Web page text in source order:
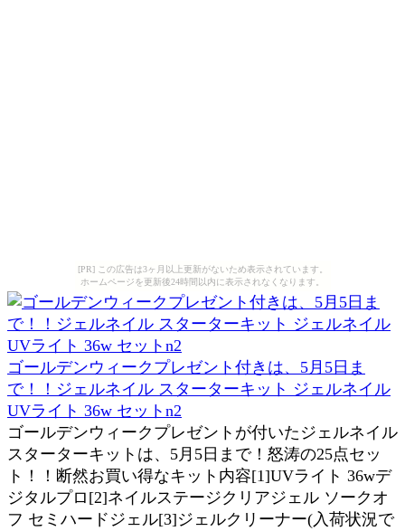
[PR] この広告は3ヶ月以上更新がないため表示されています。
ホームページを更新後24時間以内に表示されなくなります。
ゴールデンウィークプレゼント付きは、5月5日ま
で！！ジェルネイル スターターキット ジェルネイル
UVライト 36w セットn2
ゴールデンウィークプレゼントが付いたジェルネイル
スターターキットは、5月5日まで！怒涛の25点セッ
ト！！断然お買い得なキット内容[1]UVライト 36wデ
ジタルプロ[2]ネイルステージクリアジェル ソークオ
フ セミハードジェル[3]ジェルクリーナー(入荷状況で